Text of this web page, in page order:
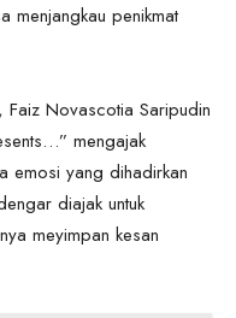
penikmat
Faiz Novascotia Saripudin
mengajak
emosi yang dihadirkan
diajak untuk
meyimpan kesan